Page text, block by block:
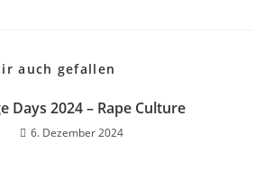
auch gefallen
Days 2024 – Rape Culture
6. Dezember 2024